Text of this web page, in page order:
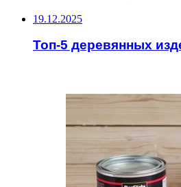
19.12.2025
Топ-5 деревянных